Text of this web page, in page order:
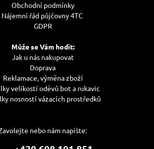
Obchodní podmínky
Nájemní řád půjčovny 4TC
GDPR
Může se Vám hodit:
Jak u nás nakupovat
Doprava
Reklamace, výměna zboží
velikostí oděvů bot a rukavic
nosností vázacích prostředků
nebo nám napište: